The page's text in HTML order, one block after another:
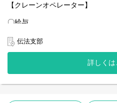
〇業務内容
工場内にてカウンターフォークリ
トの入出庫作業をお願いします。
作業は難しくありません！空調が
で、夏も冬も快適に作業が出来る！
20代～50代の男性活躍中！お気軽
〇アクセス
【クレーンオペレーター】
〇給与
価します！
給与例：【日勤の場合】￥12,400
【夜勤の場合】￥15,200～/日＋各
〇お仕事環境
社員登用有り！登用実績
伝法支部
詳しくは